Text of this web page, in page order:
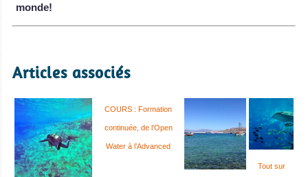
monde!
Articles associés
COURS : Formation
continuée, de l’Open
Water à l’Advanced
Tout sur